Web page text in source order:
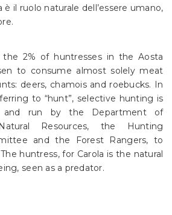
è il ruolo naturale dell’essere umano,
the 2% of huntresses in the Aosta
to consume almost solely meat
deers, chamois and roebucks. In
to “hunt”, selective hunting is
and run by the Department of
Resources, the Hunting
and the Forest Rangers, to
huntress, for Carola is the natural
seen as a predator.